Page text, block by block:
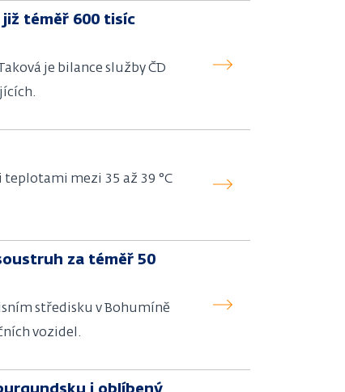
téměř 600 tisíc
je bilance služby ČD
mezi 35 až 39 °C
za téměř 50
středisku v Bohumíně
vozidel.